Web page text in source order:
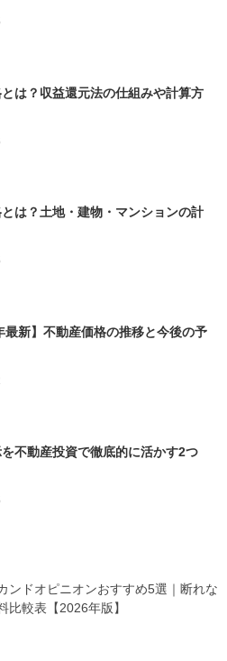
は？収益還元法の仕組みや計算方
は？土地・建物・マンションの計
最新】不動産価格の推移と今後の予
不動産投資で徹底的に活かす2つ
ンドオピニオンおすすめ5選｜断れな
比較表【2026年版】